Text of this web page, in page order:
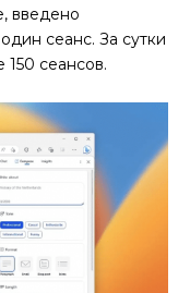
введено
сеанс. За сутки
сеансов.